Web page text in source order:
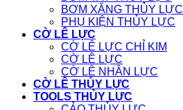
BƠM XĂNG THỦY LỰC
PHỤ KIỆN THỦY LỰC
CỜ LÊ LỰC
CỜ LÊ LỰC CHỈ KIM
CỜ LÊ LỰC
CỜ LÊ NHÂN LỰC
CỜ LÊ THỦY LỰC
TOOLS THỦY LỰC